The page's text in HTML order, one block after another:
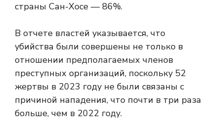
страны Сан-Хосе — 86%.
В отчете властей указывается, что
убийства были совершены не только в
отношении предполагаемых членов
преступных организаций, поскольку 52
жертвы в 2023 году не были связаны с
причиной нападения, что почти в три раза
больше, чем в 2022 году.